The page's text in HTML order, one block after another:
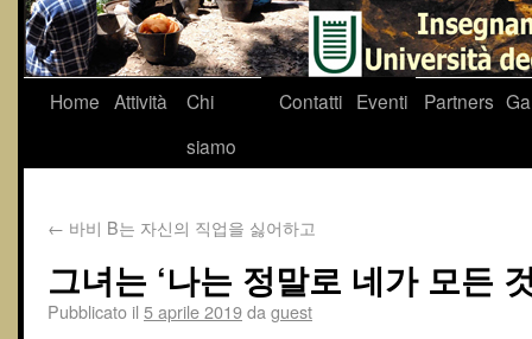
Home Attività
Chi
siamo
Contatti Eventi Partners
← 바비 B는 자신의 직업을 싫어하고
그녀는 ‘나는 정말로 네가 모든
Pubblicato il 5 aprile 2019da guest